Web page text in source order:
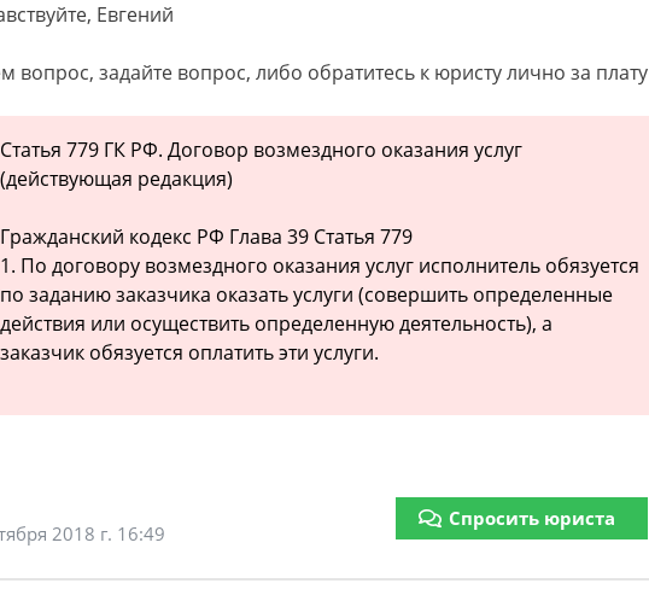
Евгений
вопрос, задайте вопрос, либо обратитесь к юристу лично за плату
Статья 779 ГК РФ. Договор возмездного оказания услуг
(действующая редакция)
Гражданский кодекс РФ Глава 39 Статья 779
1. По договору возмездного оказания услуг исполнитель обязуется
по заданию заказчика оказать услуги (совершить определенные
действия или осуществить определенную деятельность), а
заказчик обязуется оплатить эти услуги.
2018 г. 16:49
Спросить юриста